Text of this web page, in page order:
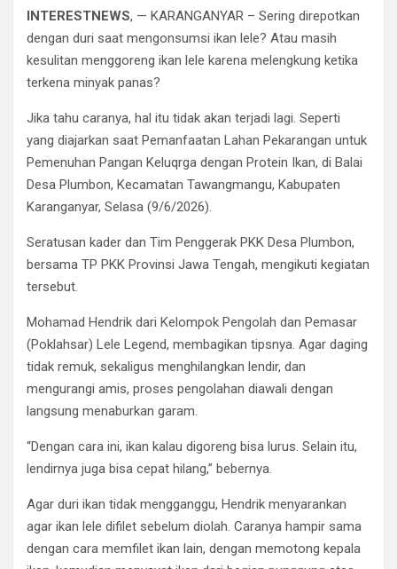
INTERESTNEWS, — KARANGANYAR – Sering direpotkan
dengan duri saat mengonsumsi ikan lele? Atau masih
kesulitan menggoreng ikan lele karena melengkung ketika
terkena minyak panas?
Jika tahu caranya, hal itu tidak akan terjadi lagi. Seperti
yang diajarkan saat Pemanfaatan Lahan Pekarangan untuk
Pemenuhan Pangan Keluqrga dengan Protein Ikan, di Balai
Desa Plumbon, Kecamatan Tawangmangu, Kabupaten
Karanganyar, Selasa (9/6/2026).
Seratusan kader dan Tim Penggerak PKK Desa Plumbon,
bersama TP PKK Provinsi Jawa Tengah, mengikuti kegiatan
tersebut.
Mohamad Hendrik dari Kelompok Pengolah dan Pemasar
(Poklahsar) Lele Legend, membagikan tipsnya. Agar daging
tidak remuk, sekaligus menghilangkan lendir, dan
mengurangi amis, proses pengolahan diawali dengan
langsung menaburkan garam.
“Dengan cara ini, ikan kalau digoreng bisa lurus. Selain itu,
lendirnya juga bisa cepat hilang,” bebernya.
Agar duri ikan tidak mengganggu, Hendrik menyarankan
agar ikan lele difilet sebelum diolah. Caranya hampir sama
dengan cara memfilet ikan lain, dengan memotong kepala